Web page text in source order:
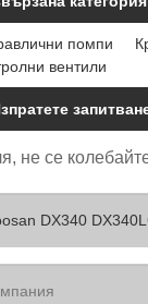
помпи
вентили
не се